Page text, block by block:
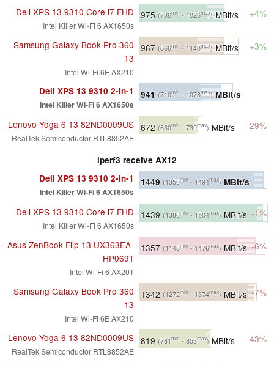
Dell XPS 13 9310 Core i7 FHD
Intel Killer Wi-Fi 6 AX1650s
975 (786min - 1026max)MBit/s +4%
Samsung Galaxy Book Pro 360
13
Intel Wi-Fi 6E AX210
967 (666min - 1140max)MBit/s +3%
Dell XPS 13 9310 2-in-1
Intel Killer Wi-Fi 6 AX1650s
941 (710min - 1078max)MBit/s
Lenovo Yoga 6 13 82ND0009US
RealTek Semiconductor RTL8852AE
672 (630min - 730max) MBit/s -29%
iperf3 receive AX12
Dell XPS 13 9310 2-in-1
Intel Killer Wi-Fi 6 AX1650s
1449 (1350min - 1494max) MBit/s
Dell XPS 13 9310 Core i7 FHD
Intel Killer Wi-Fi 6 AX1650s
1439 (1386min - 1504max) MBit/s -1%
Asus ZenBook Flip 13 UX363EA-
HP069T
Intel Wi-Fi 6 AX201
1357 (1148min - 1476max) MBit/s -6%
Samsung Galaxy Book Pro 360
13
Intel Wi-Fi 6E AX210
1342 (1272min - 1374max) MBit/s -7%
Lenovo Yoga 6 13 82ND0009US
RealTek Semiconductor RTL8852AE
819 (781min - 853max) MBit/s -43%